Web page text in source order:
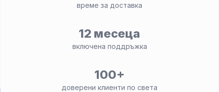
време за доставка
12 месеца
включена поддръжка
100+
доверени клиенти по света